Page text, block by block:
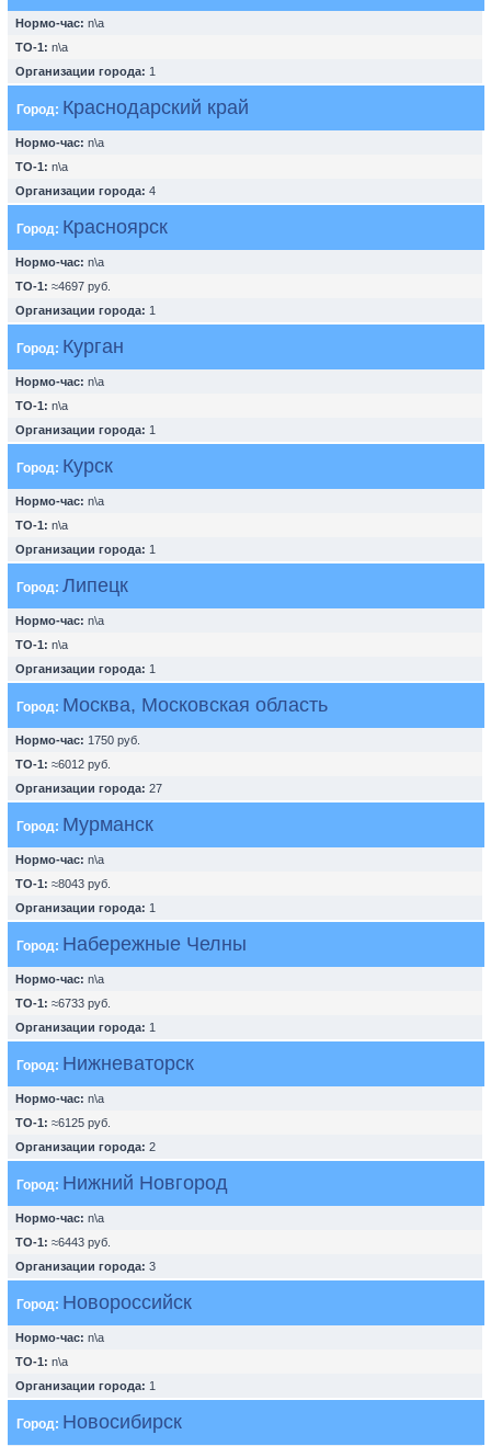
Нормо-час: n\a
ТО-1: n\a
Организации города: 1
Город: Краснодарский край
Нормо-час: n\a
ТО-1: n\a
Организации города: 4
Город: Красноярск
Нормо-час: n\a
ТО-1: ≈4697 руб.
Организации города: 1
Город: Курган
Нормо-час: n\a
ТО-1: n\a
Организации города: 1
Город: Курск
Нормо-час: n\a
ТО-1: n\a
Организации города: 1
Город: Липецк
Нормо-час: n\a
ТО-1: n\a
Организации города: 1
Город: Москва, Московская область
Нормо-час: 1750 руб.
ТО-1: ≈6012 руб.
Организации города: 27
Город: Мурманск
Нормо-час: n\a
ТО-1: ≈8043 руб.
Организации города: 1
Город: Набережные Челны
Нормо-час: n\a
ТО-1: ≈6733 руб.
Организации города: 1
Город: Нижневаторск
Нормо-час: n\a
ТО-1: ≈6125 руб.
Организации города: 2
Город: Нижний Новгород
Нормо-час: n\a
ТО-1: ≈6443 руб.
Организации города: 3
Город: Новороссийск
Нормо-час: n\a
ТО-1: n\a
Организации города: 1
Город: Новосибирск